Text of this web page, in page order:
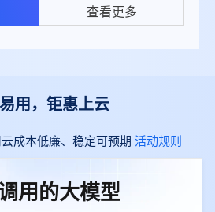
查看更多
用，钜惠上云
成本低廉、稳定可预期 活动规则
用的大模型